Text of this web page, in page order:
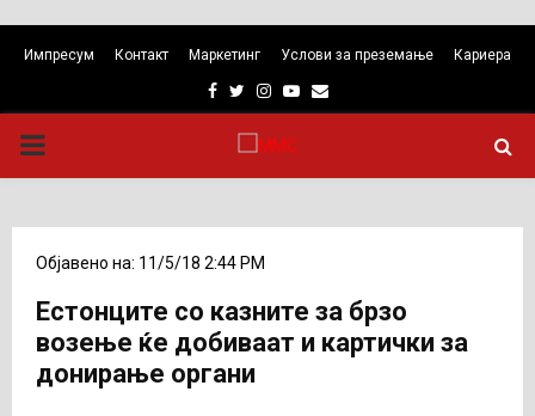
Импресум Контакт Маркетинг Услови за преземање Кариера
Facebook
TwitterInstagram
Youtube
Email
PRIMARY
Објавено на: 11/5/18 2:44 PM
Естонците со казните за брзо
возење ќе добиваат и картички за
донирање органи